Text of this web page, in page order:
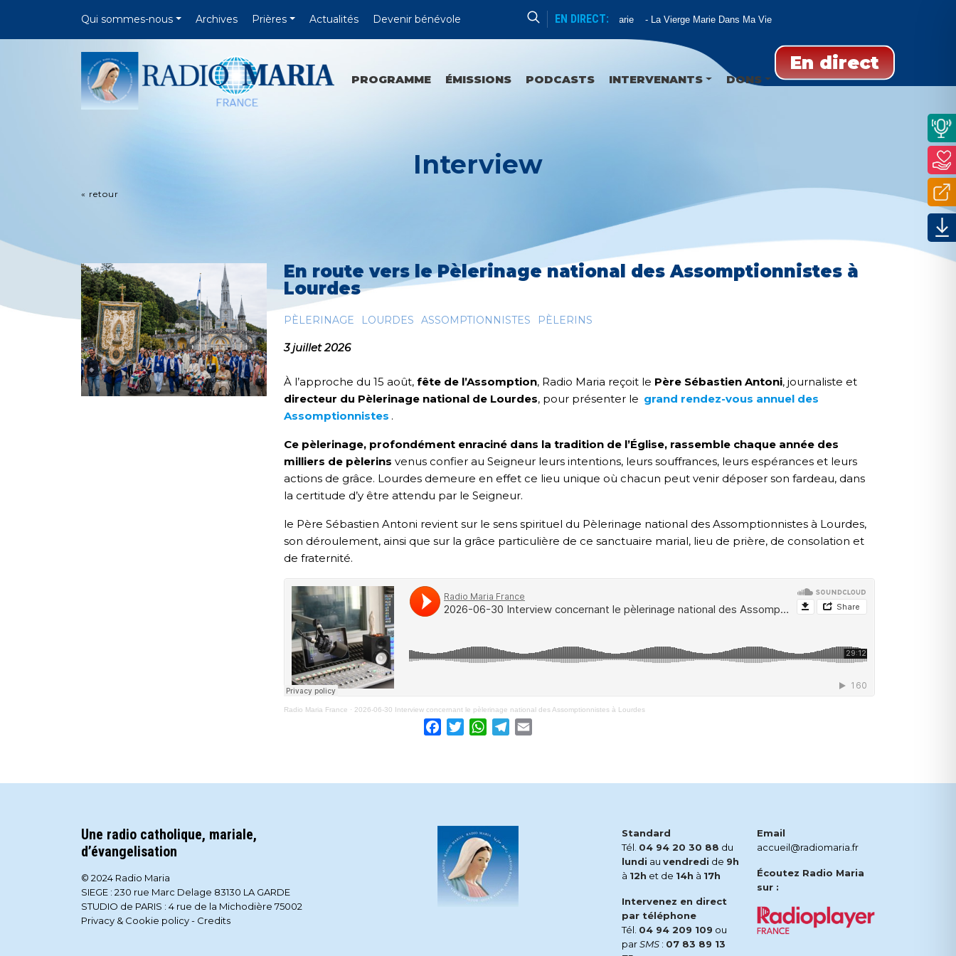
Qui sommes-nous Archives Prières Actualités Devenir bénévole EN DIRECT:
La Vierge Marie La Vierge Marie Dans Ma Vie
En direct
PROGRAMME ÉMISSIONS PODCASTS INTERVENANTS DONS
Interview
« retour
En route vers le Pèlerinage national des Assomptionnistes à
Lourdes
PÈLERINAGE LOURDES ASSOMPTIONNISTES PÈLERINS
3 juillet 2026
À l’approche du 15 août, fête de l’Assomption, Radio Maria reçoit le Père Sébastien Antoni, journaliste et
directeur du Pèlerinage national de Lourdes, pour présenter le grand rendez-vous annuel des
Assomptionnistes .
Ce pèlerinage, profondément enraciné dans la tradition de l’Église, rassemble chaque année des
milliers de pèlerins venus confier au Seigneur leurs intentions, leurs souffrances, leurs espérances et leurs
actions de grâce. Lourdes demeure en effet ce lieu unique où chacun peut venir déposer son fardeau, dans
la certitude d’y être attendu par le Seigneur.
le Père Sébastien Antoni revient sur le sens spirituel du Pèlerinage national des Assomptionnistes à Lourdes,
son déroulement, ainsi que sur la grâce particulière de ce sanctuaire marial, lieu de prière, de consolation et
de fraternité.
Radio Maria France · 2026-06-30 Interview concernant le pèlerinage national des Assomptionnistes à Lourdes
Facebook
TwitterWhatsApp
Telegram
Une radio catholique, mariale,
d’évangelisation
© 2024 Radio Maria
SIEGE : 230 rue Marc Delage 83130 LA GARDE
STUDIO de PARIS : 4 rue de la Michodière 75002
Privacy & Cookie policy- Credits
Standard
Tél. 04 94 20 30 88 du
lundi au vendredi de 9h
à 12h et de 14h à 17h
Intervenez en direct
par téléphone
Tél. 04 94 209 109 ou
parSMS : 07 83 89 13
Email
accueil@radiomaria.fr
Écoutez Radio Maria
sur :